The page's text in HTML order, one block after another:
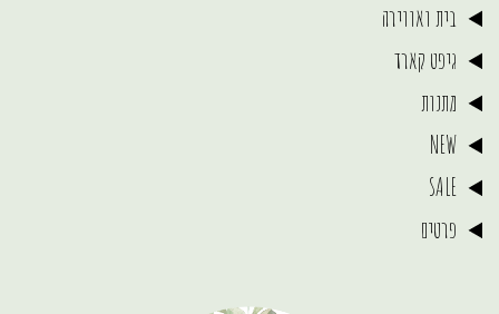
בית ואווירה
גיפט קארד
מתנות
NEW
SALE
פרטים